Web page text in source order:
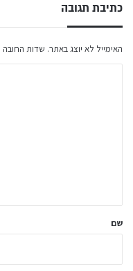
כתיבת תגובה
האימייל לא יוצג באתר. שדות החובה
ל
שם